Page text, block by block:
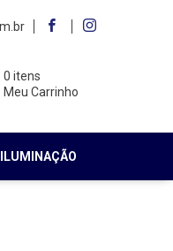
0 itens
Meu Carrinho
ILUMINAÇÃO